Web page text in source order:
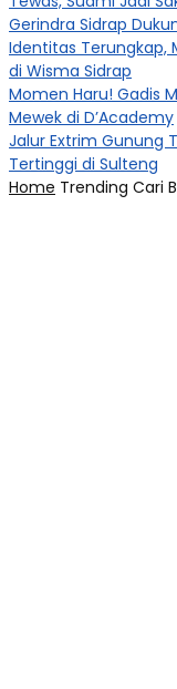
Gerindra Sidrap
Identitas Terungkap,
di Wisma Sidrap
Momen Haru! Gadis
Mewek di D’Academy​
Jalur Extrim Gunung
Tertinggi di Sulteng
Home Trending Cari